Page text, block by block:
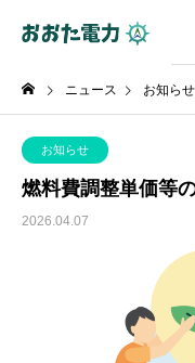
ニュース お知らせ
お知らせ
燃料費調整単価等
2026.04.07